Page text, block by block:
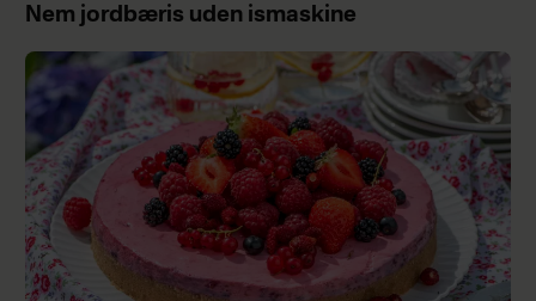
Nem jordbæris uden ismaskine